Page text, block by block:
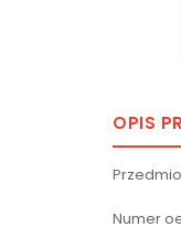
OPIS
Numer